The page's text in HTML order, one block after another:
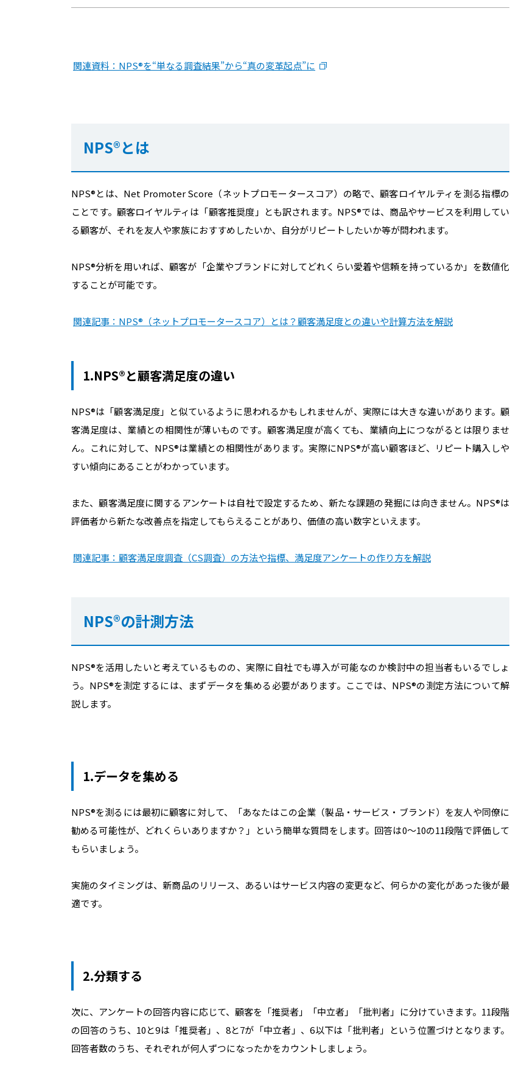
関連資料：NPS®を“単なる調査結果”から“真の変革起点”に
NPS®︎とは
NPS®︎とは、Net Promoter Score（ネットプロモータースコア）の略で、顧客ロイヤルティを測る指標の
ことです。顧客ロイヤルティは「顧客推奨度」とも訳されます。NPS®︎では、商品やサービスを利用してい
る顧客が、それを友人や家族におすすめしたいか、自分がリピートしたいか等が問われます。
NPS®︎分析を用いれば、顧客が「企業やブランドに対してどれくらい愛着や信頼を持っているか」を数値化
することが可能です。
関連記事：NPS®︎（ネットプロモータースコア）とは？顧客満足度との違いや計算方法を解説
1.NPS®︎と顧客満足度の違い
NPS®︎は「顧客満足度」と似ているように思われるかもしれませんが、実際には大きな違いがあります。顧
客満足度は、業績との相関性が薄いものです。顧客満足度が高くても、業績向上につながるとは限りませ
ん。これに対して、NPS®︎は業績との相関性があります。実際にNPS®︎が高い顧客ほど、リピート購入しや
すい傾向にあることがわかっています。
また、顧客満足度に関するアンケートは自社で設定するため、新たな課題の発掘には向きません。NPS®︎は
評価者から新たな改善点を指定してもらえることがあり、価値の高い数字といえます。
関連記事：顧客満足度調査（CS調査）の方法や指標、満足度アンケートの作り方を解説
NPS®︎の計測方法
NPS®︎を活用したいと考えているものの、実際に自社でも導入が可能なのか検討中の担当者もいるでしょ
う。NPS®︎を測定するには、まずデータを集める必要があります。ここでは、NPS®︎の測定方法について解
説します。
1.データを集める
NPS®︎を測るには最初に顧客に対して、「あなたはこの企業（製品・サービス・ブランド）を友人や同僚に
勧める可能性が、どれくらいありますか？」という簡単な質問をします。回答は0〜10の11段階で評価して
もらいましょう。
実施のタイミングは、新商品のリリース、あるいはサービス内容の変更など、何らかの変化があった後が最
適です。
2.分類する
次に、アンケートの回答内容に応じて、顧客を「推奨者」「中立者」「批判者」に分けていきます。11段階
の回答のうち、10と9は「推奨者」、8と7が「中立者」、6以下は「批判者」という位置づけとなります。
回答者数のうち、それぞれが何人ずつになったかをカウントしましょう。